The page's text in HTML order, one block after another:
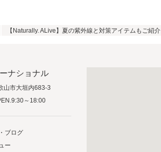
【Naturally. ALive】夏の紫外線と対策アイテムもご紹介
ナショナル
山市大垣内683-3
～18:00
ブログ
ー